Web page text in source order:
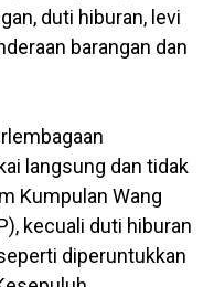
duti hiburan, levi
barangan dan
langsung dan tidak
Kumpulan Wang
kecuali duti hiburan
diperuntukkan